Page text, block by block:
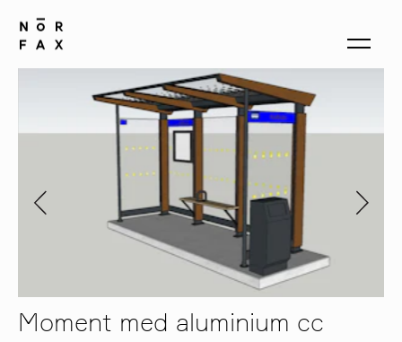
produkter
om oss
kontakt
Moment med aluminium cc